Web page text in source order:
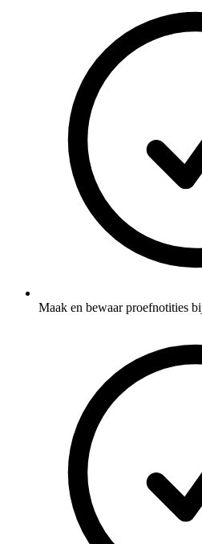
Maak en bewaar proefnotities